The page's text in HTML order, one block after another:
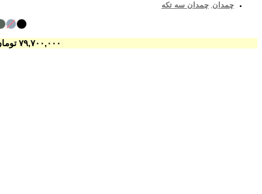
چمدان,چمدان سه تکه
۷۹,۷۰۰,۰۰۰ تومان